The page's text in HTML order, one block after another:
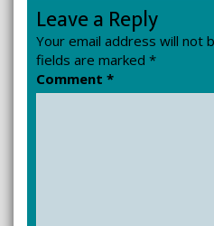
Leave a Reply
Your email address will not
fields are marked *
Comment *